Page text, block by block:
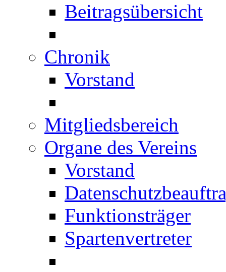
Beitragsübersicht
Chronik
Vorstand
Mitgliedsbereich
Organe des Vereins
Vorstand
Funktionsträger
Spartenvertreter